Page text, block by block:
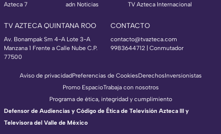
Azteca 7
adn Noticias
TV Azteca Internacional
TV AZTECA QUINTANA ROO
Av. Bonampak Sm 4-A Lote 3-A
Manzana 1 Frente a Calle Nube C.P.
77500
CONTACTO
contacto@tvazteca.com
9983644712 | Conmutador
Aviso de privacidadPreferencias de CookiesDerechosInversionistas
Promo EspacioTrabaja con nosotros
Programa de ética, integridad y cumplimiento
Defensor de Audiencias y Código de Ética de Televisión Azteca III y
Televisora del Valle de México